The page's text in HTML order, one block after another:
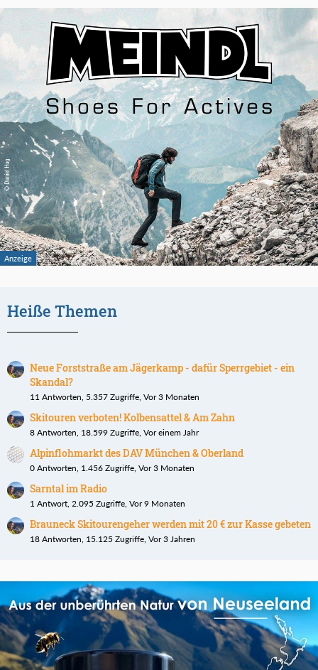
Heiße Themen
Neue Forststraße am Jägerkamp - dafür Sperrgebiet - ein
Skandal?
11 Antworten, 5.357 Zugriffe, Vor 3 Monaten
Skitouren verboten! Kolbensattel & Am Zahn
8 Antworten, 18.599 Zugriffe, Vor einem Jahr
Alpinflohmarkt des DAV München & Oberland
0 Antworten, 1.456 Zugriffe, Vor 3 Monaten
Sarntal im Radio
1 Antwort, 2.095 Zugriffe, Vor 9 Monaten
Brauneck Skitourengeher werden mit 20 € zur Kasse gebeten
18 Antworten, 15.125 Zugriffe, Vor 3 Jahren